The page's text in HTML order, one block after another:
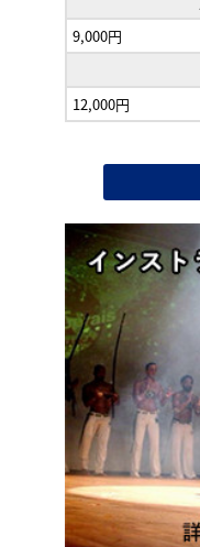
9,000円
12,000円